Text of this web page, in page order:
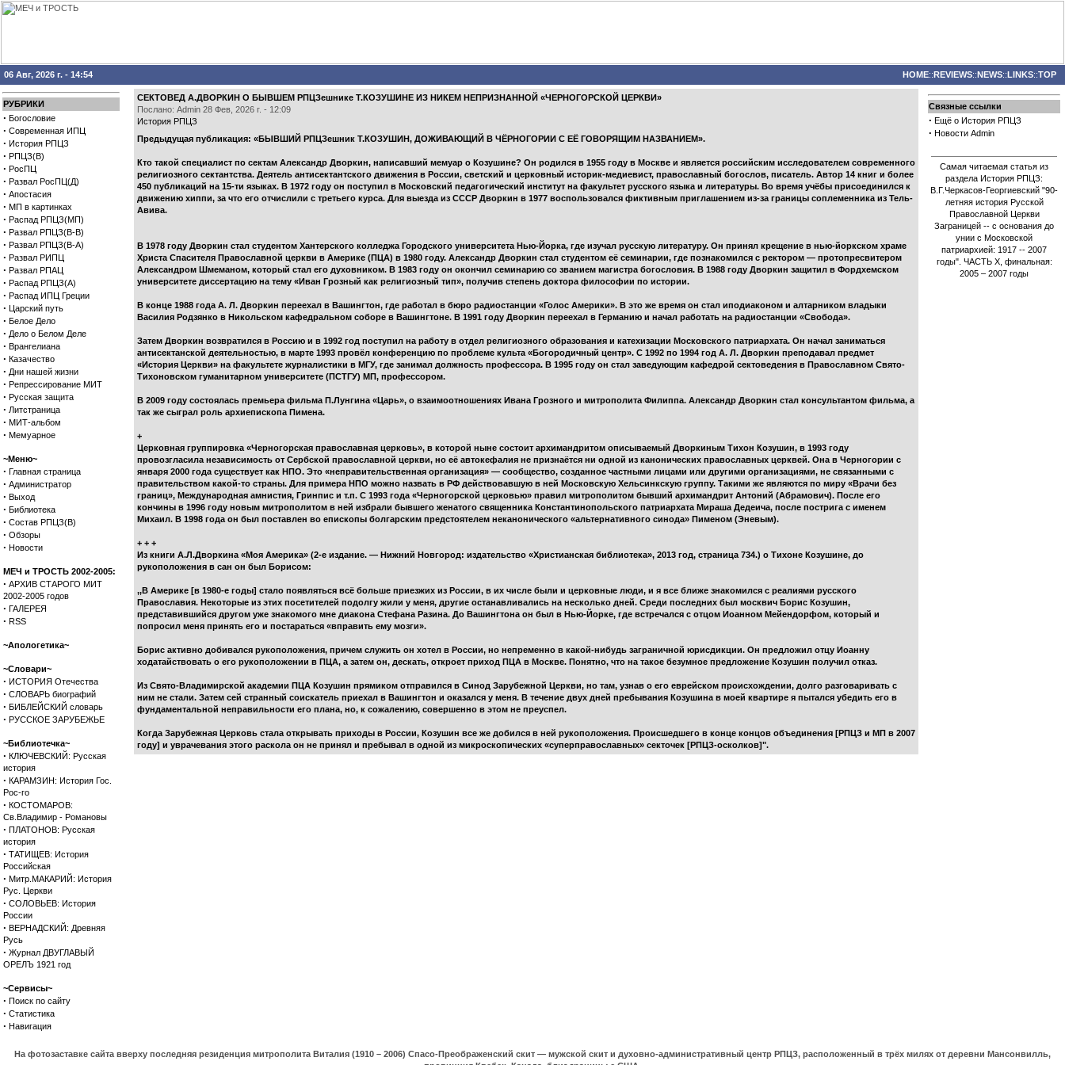
06 Авг, 2026 г. - 14:54 HOME::REVIEWS::NEWS::LINKS::TOP
РУБРИКИ
· Богословие
· Современная ИПЦ
· История РПЦЗ
· РПЦЗ(В)
· РосПЦ
· Развал РосПЦ(Д)
· Апостасия
· МП в картинках
· Распад РПЦЗ(МП)
· Развал РПЦЗ(В-В)
· Развал РПЦЗ(В-А)
· Развал РИПЦ
· Развал РПАЦ
· Распад РПЦЗ(А)
· Распад ИПЦ Греции
· Царский путь
· Белое Дело
· Дело о Белом Деле
· Врангелиана
· Казачество
· Дни нашей жизни
· Репрессирование МИТ
· Русская защита
· Литстраница
· МИТ-альбом
· Мемуарное
~Меню~
· Главная страница
· Администратор
· Выход
· Библиотека
· Состав РПЦЗ(В)
· Обзоры
· Новости
МЕЧ и ТРОСТЬ 2002-2005:
· АРХИВ СТАРОГО МИТ
2002-2005 годов
· ГАЛЕРЕЯ
· RSS
~Апологетика~
~Словари~
· ИСТОРИЯ Отечества
· СЛОВАРЬ биографий
· БИБЛЕЙСКИЙ словарь
· РУССКОЕ ЗАРУБЕЖЬЕ
~Библиотечка~
· КЛЮЧЕВСКИЙ: Русская
история
· КАРАМЗИН: История Гос.
Рос-го
· КОСТОМАРОВ:
Св.Владимир - Романовы
· ПЛАТОНОВ: Русская
история
· ТАТИЩЕВ: История
Российская
· Митр.МАКАРИЙ: История
Рус. Церкви
· СОЛОВЬЕВ: История
России
· ВЕРНАДСКИЙ: Древняя
Русь
· Журнал ДВУГЛАВЫЙ
ОРЕЛЪ 1921 год
~Сервисы~
· Поиск по сайту
· Статистика
· Навигация
СЕКТОВЕД А.ДВОРКИН О БЫВШЕМ РПЦЗешнике Т.КОЗУШИНЕ ИЗ НИКЕМ НЕПРИЗНАННОЙ «ЧЕРНОГОРСКОЙ ЦЕРКВИ»
Послано: Admin 28 Фев, 2026 г. - 12:09
История РПЦЗ
Предыдущая публикация: «БЫВШИЙ РПЦЗешник Т.КОЗУШИН, ДОЖИВАЮЩИЙ В ЧЁРНОГОРИИ С ЕЁ ГОВОРЯЩИМ НАЗВАНИЕМ».
Кто такой специалист по сектам Александр Дворкин, написавший мемуар о Козушине? Он родился в 1955 году в Москве и является российским исследователем современного
религиозного сектантства. Деятель антисектантского движения в России, светский и церковный историк-медиевист, православный богослов, писатель. Автор 14 книг и более
450 публикаций на 15-ти языках. В 1972 году он поступил в Московский педагогический институт на факультет русского языка и литературы. Во время учёбы присоединился к
движению хиппи, за что его отчислили с третьего курса. Для выезда из СССР Дворкин в 1977 воспользовался фиктивным приглашением из-за границы соплеменника из Тель-
Авива.
В 1978 году Дворкин стал студентом Хантерского колледжа Городского университета Нью-Йорка, где изучал русскую литературу. Он принял крещение в нью-йоркском храме
Христа Спасителя Православной церкви в Америке (ПЦА) в 1980 году. Александр Дворкин стал студентом её семинарии, где познакомился с ректором — протопресвитером
Александром Шмеманом, который стал его духовником. В 1983 году он окончил семинарию со званием магистра богословия. В 1988 году Дворкин защитил в Фордхемском
университете диссертацию на тему «Иван Грозный как религиозный тип», получив степень доктора философии по истории.
В конце 1988 года А. Л. Дворкин переехал в Вашингтон, где работал в бюро радиостанции «Голос Америки». В это же время он стал иподиаконом и алтарником владыки
Василия Родзянко в Никольском кафедральном соборе в Вашингтоне. В 1991 году Дворкин переехал в Германию и начал работать на радиостанции «Свобода».
Затем Дворкин возвратился в Россию и в 1992 год поступил на работу в отдел религиозного образования и катехизации Московского патриархата. Он начал заниматься
антисектанской деятельностью, в марте 1993 провёл конференцию по проблеме культа «Богородичный центр». С 1992 по 1994 год А. Л. Дворкин преподавал предмет
«История Церкви» на факультете журналистики в МГУ, где занимал должность профессора. В 1995 году он стал заведующим кафедрой сектоведения в Православном Свято-
Тихоновском гуманитарном университете (ПСТГУ) МП, профессором.
В 2009 году состоялась премьера фильма П.Лунгина «Царь», о взаимоотношениях Ивана Грозного и митрополита Филиппа. Александр Дворкин стал консультантом фильма, а
так же сыграл роль архиепископа Пимена.
+
Церковная группировка «Черногорская православная церковь», в которой ныне состоит архимандритом описываемый Дворкиным Тихон Козушин, в 1993 году
провозгласила независимость от Сербской православной церкви, но её автокефалия не признаётся ни одной из канонических православных церквей. Она в Черногории с
января 2000 года существует как НПО. Это «неправительственная организация» — сообщество, созданное частными лицами или другими организациями, не связанными с
правительством какой-то страны. Для примера НПО можно назвать в РФ действовавшую в ней Московскую Хельсинкскую группу. Такими же являются по миру «Врачи без
границ», Международная амнистия, Гринпис и т.п. С 1993 года «Черногорской церковью» правил митрополитом бывший архимандрит Антоний (Абрамович). После его
кончины в 1996 году новым митрополитом в ней избрали бывшего женатого священника Константинопольского патриархата Мираша Дедеича, после пострига с именем
Михаил. В 1998 года он был поставлен во епископы болгарским предстоятелем неканонического «альтернативного синода» Пименом (Эневым).
+ + +
Из книги А.Л.Дворкина «Моя Америка» (2-е издание. — Нижний Новгород: издательство «Христианская библиотека», 2013 год, страница 734.) о Тихоне Козушине, до
рукоположения в сан он был Борисом:
,,В Америке [в 1980-е годы] стало появляться всё больше приезжих из России, в их числе были и церковные люди, и я все ближе знакомился с реалиями русского
Православия. Некоторые из этих посетителей подолгу жили у меня, другие останавливались на несколько дней. Среди последних был москвич Борис Козушин,
представившийся другом уже знакомого мне диакона Стефана Разина. До Вашингтона он был в Нью-Йорке, где встречался с отцом Иоанном Мейендорфом, который и
попросил меня принять его и постараться «вправить ему мозги».
Борис активно добивался рукоположения, причем служить он хотел в России, но непременно в какой-нибудь заграничной юрисдикции. Он предложил отцу Иоанну
ходатайствовать о его рукоположении в ПЦА, а затем он, дескать, откроет приход ПЦА в Москве. Понятно, что на такое безумное предложение Козушин получил отказ.
Из Свято-Владимирской академии ПЦА Козушин прямиком отправился в Синод Зарубежной Церкви, но там, узнав о его еврейском происхождении, долго разговаривать с
ним не стали. Затем сей странный соискатель приехал в Вашингтон и оказался у меня. В течение двух дней пребывания Козушина в моей квартире я пытался убедить его в
фундаментальной неправильности его плана, но, к сожалению, совершенно в этом не преуспел.
Когда Зарубежная Церковь стала открывать приходы в России, Козушин все же добился в ней рукоположения. Происшедшего в конце концов объединения [РПЦЗ и МП в 2007
году] и уврачевания этого раскола он не принял и пребывал в одной из микроскопических «суперправославных» секточек [РПЦЗ-осколков]".
Связные ссылки
· Ещё о История РПЦЗ
· Новости Admin
Самая читаемая статья из
раздела История РПЦЗ:
В.Г.Черкасов-Георгиевский "90-
летняя история Русской
Православной Церкви
Заграницей -- с основания до
унии с Московской
патриархией: 1917 -- 2007
годы". ЧАСТЬ Х, финальная:
2005 – 2007 годы
На фотозаставке сайта вверху последняя резиденция митрополита Виталия (1910 – 2006) Спасо-Преображенский скит — мужской скит и духовно-административный центр РПЦЗ, расположенный в трёх милях от деревни Мансонвилль,